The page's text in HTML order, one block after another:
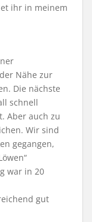
ihr in meinem
Nähe zur
Die nächste
schnell
Aber auch zu
Wir sind
gegangen,
war in 20
gut